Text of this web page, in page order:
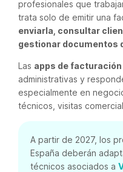
profesionales que
trata solo de emitir una
enviarla, consultar
gestionar documentos
Las apps de facturación
administrativas y
especialmente en
técnicos, visitas
A partir de 2027, los
España deberán
técnicos asociados a